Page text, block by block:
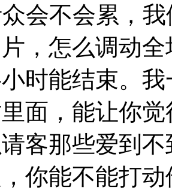
会不会累，
，怎么调动
时能结束。
面，能让你
那些爱到不
你能不能打